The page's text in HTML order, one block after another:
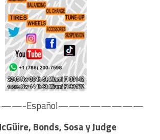
Español————————
Bonds, Sosa y Judge